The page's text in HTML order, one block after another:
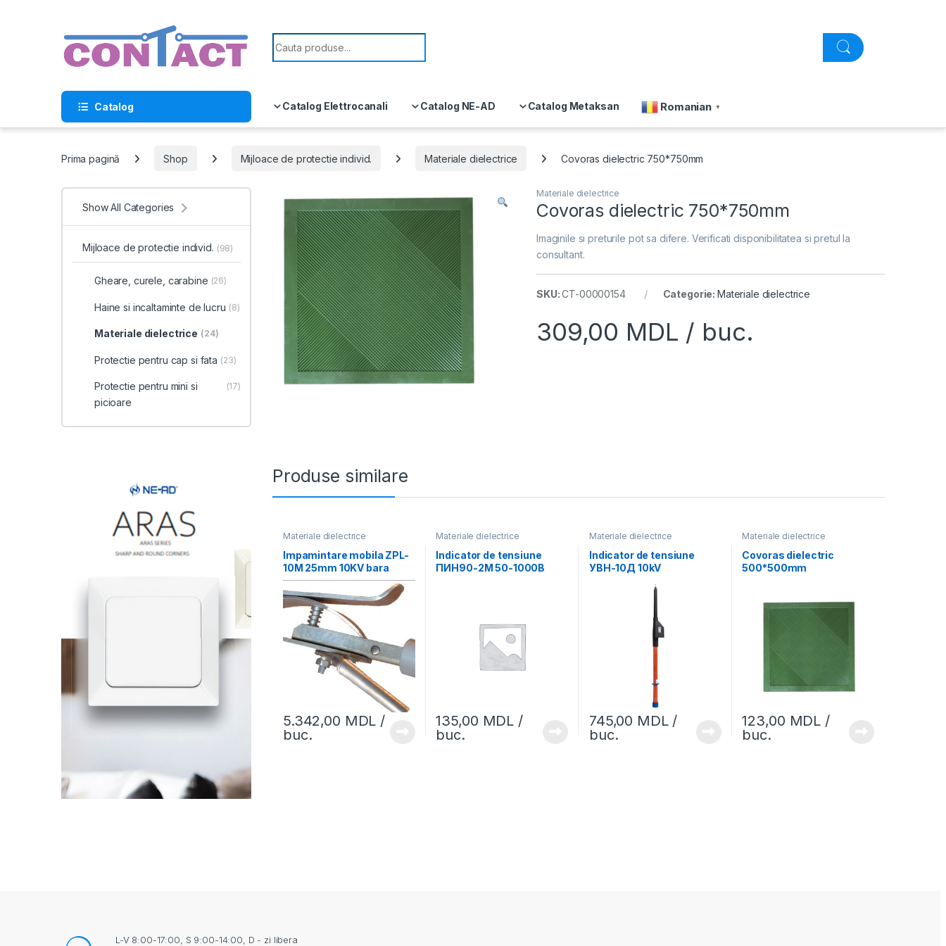
Search for:
Catalog Catalog Elettrocanali Catalog NE-AD Catalog Metaksan Romanian ▼
Prima pagină Shop Mijloace de protectie individ. Materiale dielectrice Covoras dielectric 750*750mm
Materiale dielectrice
Covoras dielectric 750*750mm
Imaginile si preturile pot sa difere. Verificati disponibilitatea si pretul la
consultant.
SKU:CT-00000154 Categorie: Materiale dielectrice
309,00 MDL / buc.
Produse similare
Materiale dielectrice
Impamintare mobila ZPL-
10M 25mm 10KV bara
5.342,00 MDL /
buc.
Materiale dielectrice
Indicator de tensiune
ПИН90-2М 50-1000В
135,00 MDL /
buc.
Materiale dielectrice
Indicator de tensiune
УВН-10Д 10kV
745,00 MDL/
buc.
Materiale dielectrice
Covoras dielectric
500*500mm
123,00 MDL /
buc.
Show All Categories
Mijloace de protectie individ. (98)
Gheare, curele, carabine (26)
Haine si incaltaminte de lucru (8)
Materiale dielectrice (24)
Protectie pentru cap si fata (23)
Protectie pentru mini si
picioare
(17)
L-V 8:00-17:00, S 9:00-14:00, D - zi libera